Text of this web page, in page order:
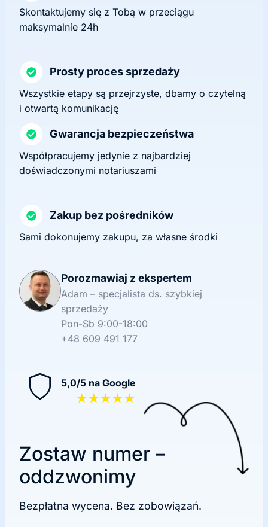
Skontaktujemy się z Tobą w przeciągu
maksymalnie 24h
Prosty proces sprzedaży
Wszystkie etapy są przejrzyste, dbamy o czytelną
i otwartą komunikację
Gwarancja bezpieczeństwa
Współpracujemy jedynie z najbardziej
doświadczonymi notariuszami
Zakup bez pośredników
Sami dokonujemy zakupu, za własne środki
Porozmawiaj z ekspertem
Adam – specjalista ds. szybkiej
sprzedaży
Pon-Sb 9:00-18:00
+48 609 491 177
5,0/5 na Google
★★★★★
Zostaw numer –
oddzwonimy
Bezpłatna wycena. Bez zobowiązań.